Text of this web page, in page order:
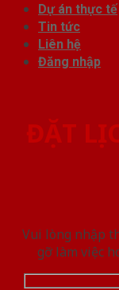
Dự án thực tế
Tin tức
Liên hệ
Đăng nhập
ĐẶT
Vui lòng nhập
gỡ làm việc